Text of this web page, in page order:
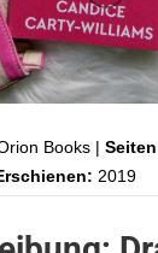
Books |
2019